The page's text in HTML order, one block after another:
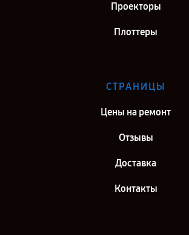
Проекторы
Плоттеры
СТРАНИЦЫ
Цены на ремонт
Отзывы
Доставка
Контакты